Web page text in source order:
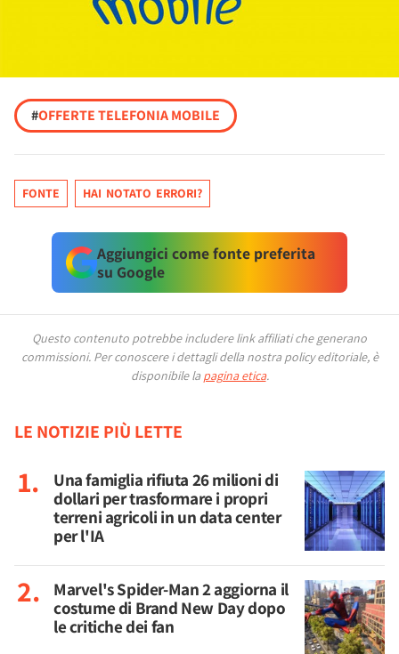
#OFFERTE TELEFONIA MOBILE
FONTE HAI NOTATO ERRORI?
Aggiungici come fonte preferita
su Google
Questo contenuto potrebbe includere link affiliati che generano
commissioni. Per conoscere i dettagli della nostra policy editoriale, è
disponibile la pagina etica.
LE NOTIZIE PIÙ LETTE
Una famiglia rifiuta 26 milioni di
dollari per trasformare i propri
terreni agricoli in un data center
per l'IA
Marvel's Spider-Man 2 aggiorna il
costume di Brand New Day dopo
le critiche dei fan